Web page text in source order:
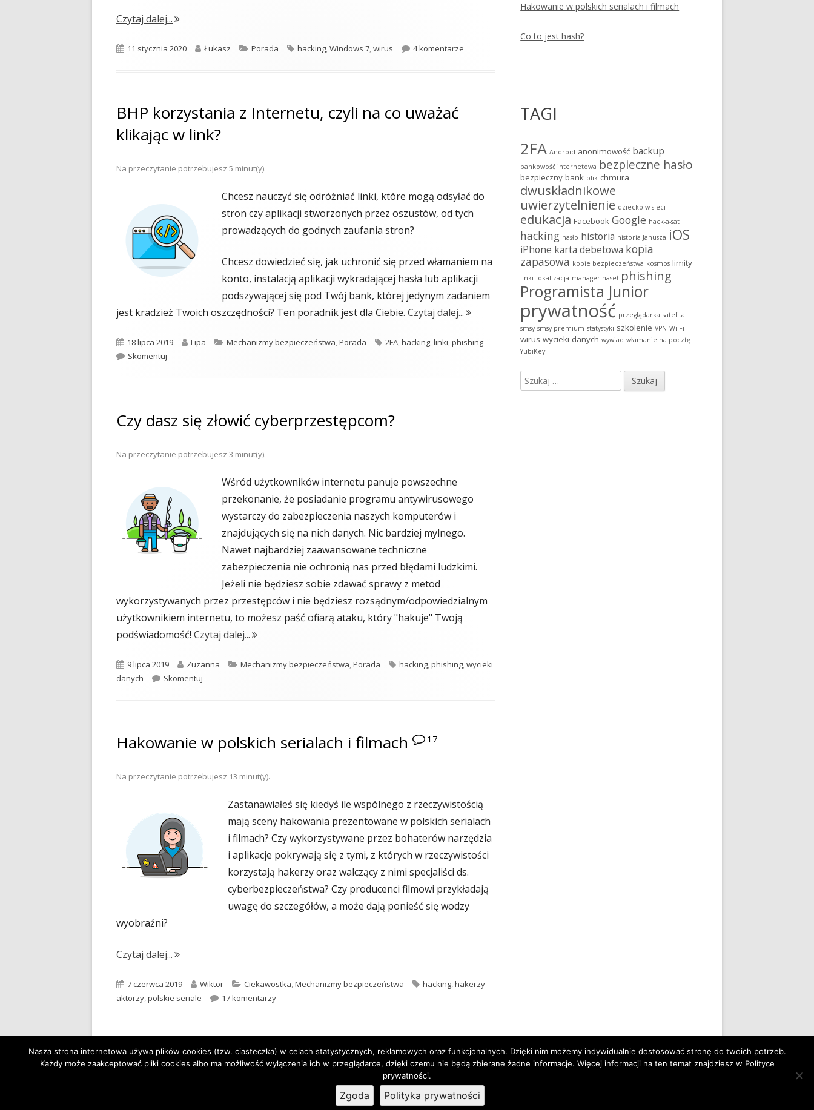
Czytaj dalej..."14 stycznia 2020 to koniec wsparcia Windows 7. Co to znaczy?"
Opublikowano
11 stycznia 2020 Autor
Łukasz Kategorie
Porada Tagi
hacking,Windows 7,wirus 4 komentarze
BHP korzystania z Internetu, czyli na co uważać
klikając w link?
Na przeczytanie potrzebujesz 5 minut(y).
Chcesz nauczyć się odróżniać linki, które mogą odsyłać do
stron czy aplikacji stworzonych przez oszustów, od tych
prowadzących do godnych zaufania stron?
Chcesz dowiedzieć się, jak uchronić się przed włamaniem na
konto, instalacją aplikacji wykradającej hasła lub aplikacji
podszywającej się pod Twój bank, której jedynym zadaniem
jest kradzież Twoich oszczędności? Ten poradnik jest dla Ciebie. Czytaj dalej..."BHP korzystania z Internetu, czyli na co uważać klikając w link?"
Opublikowano
18 lipca 2019 Autor
Lipa Kategorie
Mechanizmy bezpieczeństwa,Porada Tagi
2FA,hacking,linki,phishing
Skomentuj
Czy dasz się złowić cyberprzestępcom?
Na przeczytanie potrzebujesz 3 minut(y).
Wśród użytkowników internetu panuje powszechne
przekonanie, że posiadanie programu antywirusowego
wystarczy do zabezpieczenia naszych komputerów i
znajdujących się na nich danych. Nic bardziej mylnego.
Nawet najbardziej zaawansowane techniczne
zabezpieczenia nie ochronią nas przed błędami ludzkimi.
Jeżeli nie będziesz sobie zdawać sprawy z metod
wykorzystywanych przez przestępców i nie będziesz rozsądnym/odpowiedzialnym
użytkownikiem internetu, to możesz paść ofiarą ataku, który "hakuje" Twoją
podświadomość! Czytaj dalej..."Czy dasz się złowić cyberprzestępcom?"
Opublikowano
9 lipca 2019 Autor
Zuzanna Kategorie
Mechanizmy bezpieczeństwa,Porada Tagi
hacking,phishing,wycieki
danych
Skomentuj
Hakowanie w polskich serialach i filmach 17
Na przeczytanie potrzebujesz 13 minut(y).
Zastanawiałeś się kiedyś ile wspólnego z rzeczywistością
mają sceny hakowania prezentowane w polskich serialach
i filmach? Czy wykorzystywane przez bohaterów narzędzia
i aplikacje pokrywają się z tymi, z których w rzeczywistości
korzystają hakerzy oraz walczący z nimi specjaliści ds.
cyberbezpieczeństwa? Czy producenci filmowi przykładają
uwagę do szczegółów, a może dają ponieść się wodzy
wyobraźni?
Czytaj dalej..."Hakowanie w polskich serialach i filmach"
Opublikowano
7 czerwca 2019 Autor
Wiktor Kategorie
Ciekawostka,Mechanizmy bezpieczeństwa Tagi
hacking,hakerzy
aktorzy,polskie seriale 17 komentarzydo Hakowanie w polskich serialach i filmach
Hakowanie w polskich serialach i filmach
Co to jest hash?
TAGI
2FA Android anonimowość backup
bankowość internetowa bezpieczne hasło
bezpieczny bank blik chmura
dwuskładnikowe
uwierzytelnienie dziecko w sieci
edukacja Facebook Google hack-a-sat
hacking hasło historia historia Janusza iOS
iPhone karta debetowa kopia
zapasowa kopie bezpieczeństwa kosmos limity
linki lokalizacja manager haseł phishing
Programista Junior
prywatność przeglądarka satelita
smsy smsy premium statystyki szkolenie VPN Wi-Fi
wirus wycieki danych wywiad włamanie na pocztę
YubiKey
Szukaj:
Zawartość
stopki
Polityka Prywatności·Icons made byFreepikfromwww.flaticon.comis licensed byCC 3.0 BY· Korzystamy zTiny
Framework
Nasza strona internetowa używa plików cookies (tzw. ciasteczka) w celach statystycznych, reklamowych oraz funkcjonalnych. Dzięki nim możemy indywidualnie dostosować stronę do twoich potrzeb.
Każdy może zaakceptować pliki cookies albo ma możliwość wyłączenia ich w przeglądarce, dzięki czemu nie będą zbierane żadne informacje. Więcej informacji na ten temat znajdziesz w Polityce
prywatności.
Zgoda Polityka prywatności